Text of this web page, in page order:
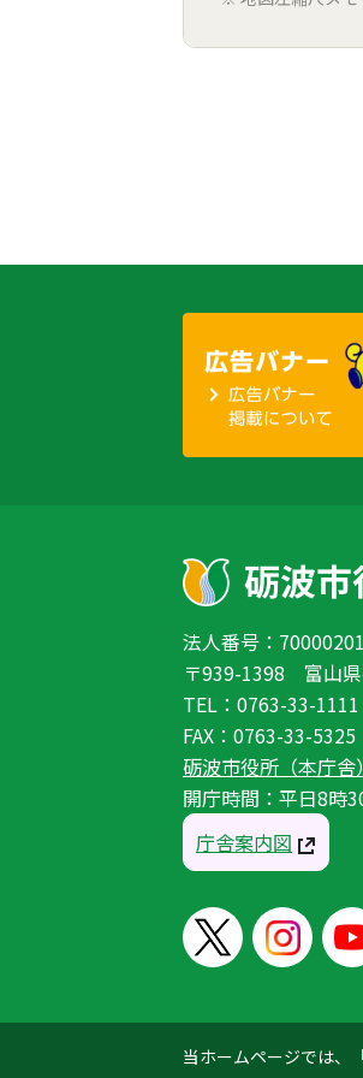
当ホームページでは、
法人番号：
〒939-1398 富山
TEL：0763-33-1111
FAX：0763-33-5325
砺波市役所（本庁舎
開庁時間：平日8時
庁舎案内図